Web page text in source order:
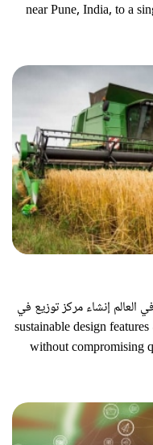
near Pune, India, to a
Agility Logistics
العالم إنشاء مركز توزيع في
مدينة ناجبور بالهند من شأنه خفض التكاليف sustainable design features
without compromising
center using locally